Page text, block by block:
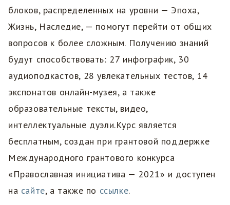
блоков, распределенных на уровни — Эпоха,
Жизнь, Наследие, — помогут перейти от общих
вопросов к более сложным. Получению знаний
будут способствовать: 27 инфографик, 30
аудиоподкастов, 28 увлекательных тестов, 14
экспонатов онлайн-музея, а также
образовательные тексты, видео,
интеллектуальные дуэли.Курс является
бесплатным, создан при грантовой поддержке
Международного грантового конкурса
«Православная инициатива — 2021» и доступен
на сайте, а также по ссылке.